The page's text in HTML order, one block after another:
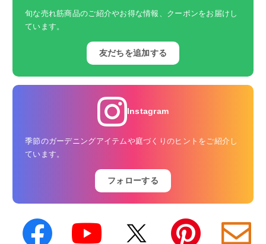
旬な売れ筋商品のご紹介やお得な情報、クーポンをお届けし
ています。
友だちを追加する
Instagram
季節のガーデニングアイテムや庭づくりのヒントをご紹介し
ています。
フォローする